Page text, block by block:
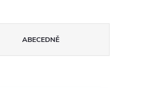
ABECEDNĚ